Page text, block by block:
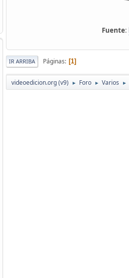
Fuente:
IR ARRIBA Páginas 1
videoedicion.org (v9) ► Foro ► Varios ►